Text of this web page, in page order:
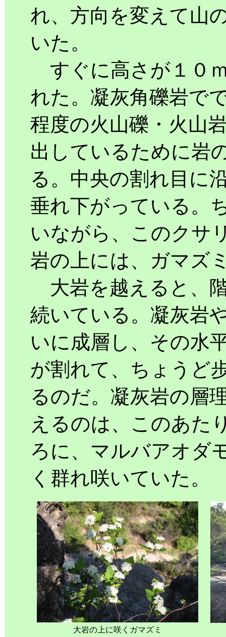
れ、方向を変えて山
いた。
すぐに高さが１０
れた。凝灰角礫岩で
程度の火山礫・火山
出しているために岩
る。中央の割れ目に
垂れ下がっている。
いながら、このクサ
岩の上には、ガマズ
大岩を越えると、
続いている。凝灰岩
いに成層し、その水
が割れて、ちょうど
るのだ。凝灰岩の層
えるのは、このあた
ろに、マルバアオダ
く群れ咲いていた。
大岩の上に咲くガマズミ